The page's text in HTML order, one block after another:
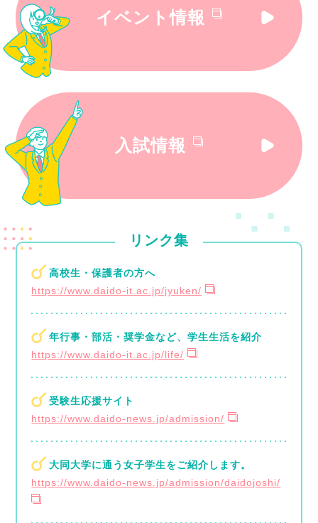
イベント情報
入試情報
リンク集
高校生・保護者の方へ
https://www.daido-it.ac.jp/jyuken/
年行事・部活・奨学金など、学生生活を紹介
https://www.daido-it.ac.jp/life/
受験生応援サイト
https://www.daido-news.jp/admission/
大同大学に通う女子学生をご紹介します。
https://www.daido-news.jp/admission/daidojoshi/